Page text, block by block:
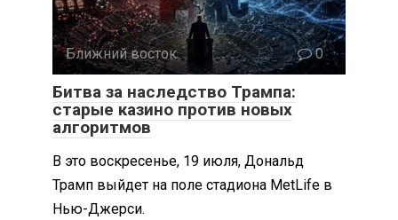
Ближний восток 0
Битва за наследство Трампа:
старые казино против новых
алгоритмов
В это воскресенье, 19 июля, Дональд
Трамп выйдет на поле стадиона MetLife в
Нью-Джерси.